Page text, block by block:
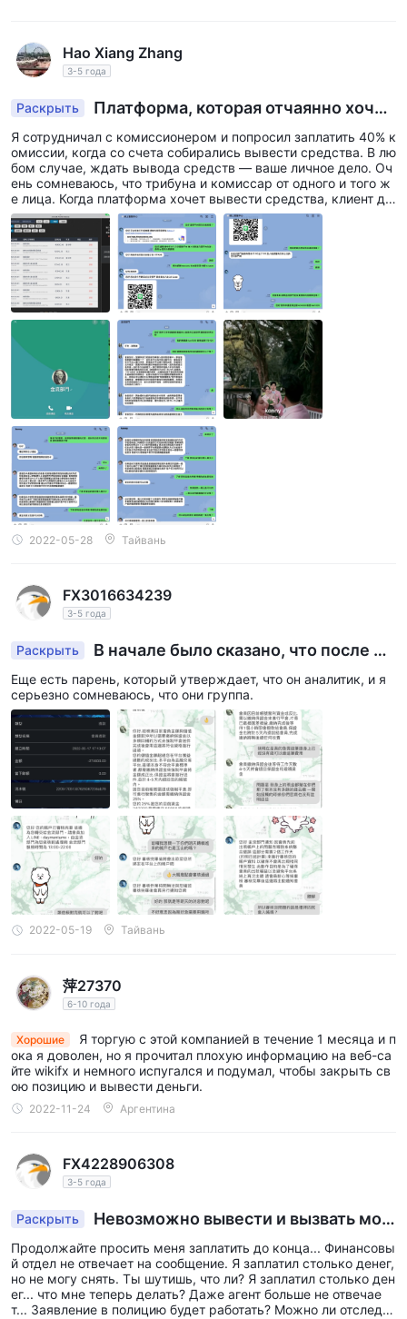
Hao Xiang Zhang
3-5 года
Раскрыть
Платформа, которая отчаянно хочет
денег, есть много оправданий для уплаты нал
огов при выводе денег
Я сотрудничал с комиссионером и попросил заплатить 40% к
омиссии, когда со счета собирались вывести средства. В лю
бом случае, ждать вывода средств — ваше личное дело. Оч
ень сомневаюсь, что трибуна и комиссар от одного и того ж
е лица. Когда платформа хочет вывести средства, клиент до
лжен заплатить подоходный налог, иначе на сообщения не бу
дет дан ответ.
2022-05-28 Тайвань
FX3016634239
3-5 года
Раскрыть
В начале было сказано, что после пр
оверки говорится, что платеж должен быть оп
лачен до того, как можно будет снять деньги.
Еще есть парень, который утверждает, что он аналитик, и я
серьезно сомневаюсь, что они группа.
2022-05-19 Тайвань
萍27370
6-10 года
Хорошие
Я торгую с этой компанией в течение 1 месяца и п
ока я доволен, но я прочитал плохую информацию на веб-са
йте wikifx и немного испугался и подумал, чтобы закрыть св
ою позицию и вывести деньги.
2022-11-24 Аргентина
FX4228906308
3-5 года
Раскрыть
Невозможно вывести и вызвать мош
енничество
Продолжайте просить меня заплатить до конца... Финансовы
й отдел не отвечает на сообщение. Я заплатил столько денег,
но не могу снять. Ты шутишь, что ли? Я заплатил столько ден
ег... что мне теперь делать? Даже агент больше не отвечае
т... Заявление в полицию будет работать? Можно ли отследит